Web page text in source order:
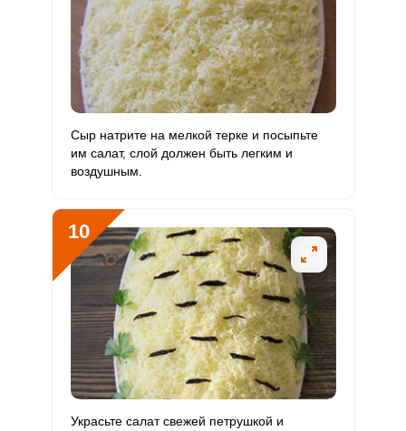
Сыр натрите на мелкой терке и посыпьте
им салат, слой должен быть легким и
воздушным.
10
Украсьте салат свежей петрушкой и